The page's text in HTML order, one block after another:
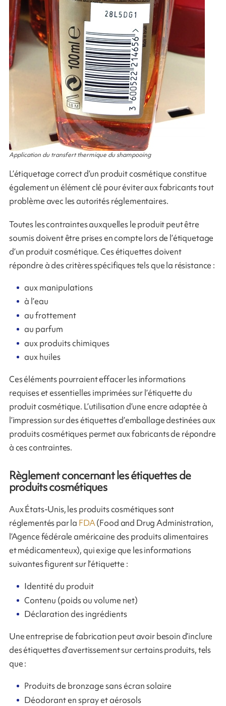
Application du transfert thermique du shampooing
L’étiquetage correct d’un produit cosmétique constitue
également un élément clé pour éviter aux fabricants tout
problème avec les autorités réglementaires.
Toutes les contraintes auxquelles le produit peut être
soumis doivent être prises en compte lors de l’étiquetage
d’un produit cosmétique. Ces étiquettes doivent
répondre à des critères spécifiques tels que la résistance :
aux manipulations
à l’eau
au frottement
au parfum
aux produits chimiques
aux huiles
Ces éléments pourraient effacer les informations
requises et essentielles imprimées sur l’étiquette du
produit cosmétique. L’utilisation d’une encre adaptée à
l’impression sur des étiquettes d’emballage destinées aux
produits cosmétiques permet aux fabricants de répondre
à ces contraintes.
Règlement concernant les étiquettes de
produits cosmétiques
Aux États-Unis, les produits cosmétiques sont
réglementés par la FDA(Food and Drug Administration,
l’Agence fédérale américaine des produits alimentaires
et médicamenteux), qui exige que les informations
suivantes figurent sur l’étiquette :
Identité du produit
Contenu (poids ou volume net)
Déclaration des ingrédients
Une entreprise de fabrication peut avoir besoin d’inclure
des étiquettes d’avertissement sur certains produits, tels
que :
Produits de bronzage sans écran solaire
Déodorant en spray et aérosols